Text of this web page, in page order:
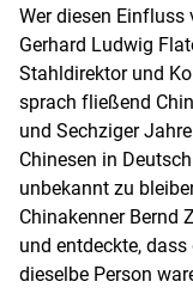
Wer diesen Einfluss
Gerhard Ludwig
Stahldirektor und
sprach fließend
und Sechziger
Chinesen in
unbekannt zu
Chinakenner Bernd
und entdeckte,
dieselbe Person